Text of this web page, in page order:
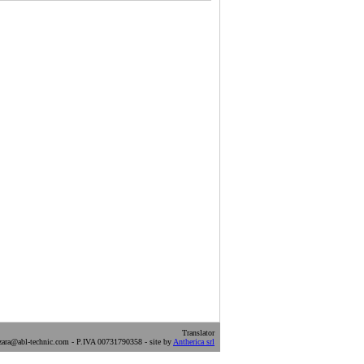
Translator
technic.com - P.IVA 00731790358 - site by Antherica srl